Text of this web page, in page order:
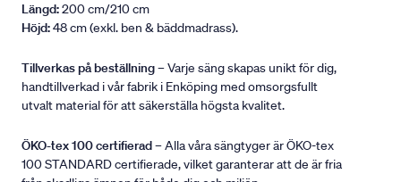
Längd:200 cm/210 cm
Höjd:48 cm (exkl. ben & bäddmadrass).
Tillverkas på beställning– Varje säng skapas unikt för dig,
handtillverkad i vår fabrik i Enköping med omsorgsfullt
utvalt material för att säkerställa högsta kvalitet.
ÖKO-tex 100 certifierad– Alla våra sängtyger är ÖKO-tex
100 STANDARD certifierade, vilket garanterar att de är fria